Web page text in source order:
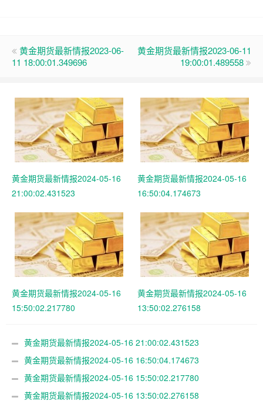
黄金期货最新情报2023-06-
11 18:00:01.349696
黄金期货最新情报2023-06-11
19:00:01.489558
黄金期货最新情报2024-05-16
21:00:02.431523
黄金期货最新情报2024-05-16
16:50:04.174673
黄金期货最新情报2024-05-16
15:50:02.217780
黄金期货最新情报2024-05-16
13:50:02.276158
黄金期货最新情报2024-05-16 21:00:02.431523
黄金期货最新情报2024-05-16 16:50:04.174673
黄金期货最新情报2024-05-16 15:50:02.217780
黄金期货最新情报2024-05-16 13:50:02.276158